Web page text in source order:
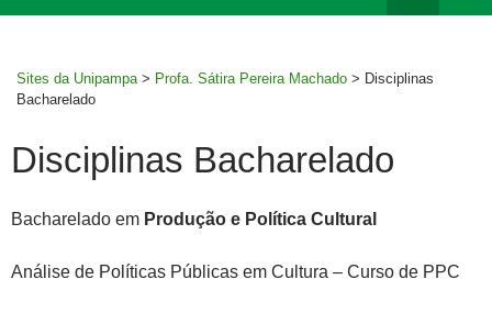
Sites da Unipampa > Profa. Sátira Pereira Machado > Disciplinas
Bacharelado
Disciplinas Bacharelado
Bacharelado em Produção e Política Cultural
Análise de Políticas Públicas em Cultura – Curso de PPC